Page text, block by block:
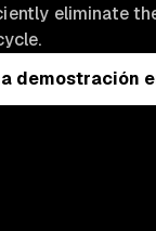
eliminate
demostración